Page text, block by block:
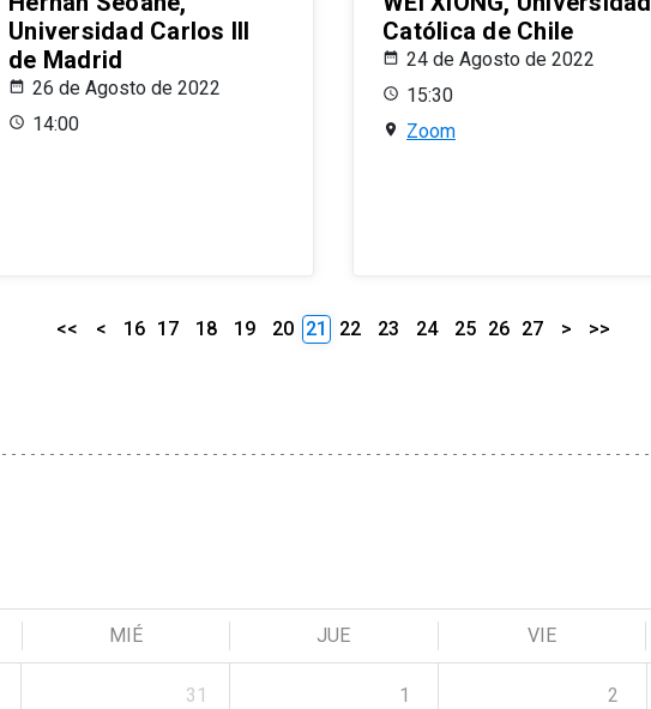
Universidad Carlos III
de Madrid
26 de Agosto de 2022
14:00
Católica de Chile
24 de Agosto de 2022
15:30
Zoom
<< < 16 17 18 19 20 21 22 23 24 25 26 27 > >>
MIÉ JUE VIE
31 1 2